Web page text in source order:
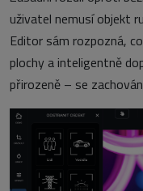
uživatel nemusí objekt
Editor sám rozpozná,
plochy a inteligentně
přirozeně – se